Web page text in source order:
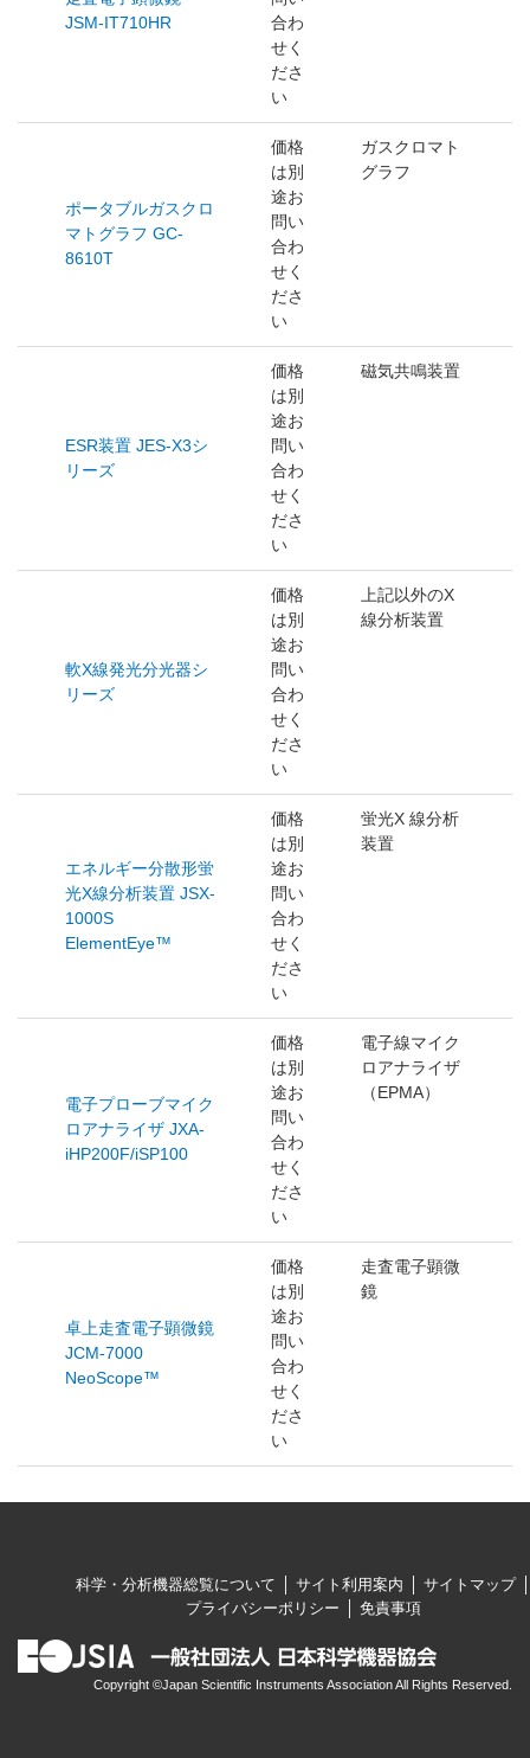
JSM-IT710HR
合わ
せく
ださ
い
ポータブルガスクロ
マトグラフ GC-
8610T
価格
は別
途お
問い
合わ
せく
ださ
い
ガスクロマト
グラフ
ESR装置 JES-X3シ
リーズ
価格
は別
途お
問い
合わ
せく
ださ
い
磁気共鳴装置
軟X線発光分光器シ
リーズ
価格
は別
途お
問い
合わ
せく
ださ
い
上記以外のX
線分析装置
エネルギー分散形蛍
光X線分析装置 JSX-
1000S
ElementEye™
価格
は別
途お
問い
合わ
せく
ださ
い
蛍光X 線分析
装置
電子プローブマイク
ロアナライザ JXA-
iHP200F/iSP100
価格
は別
途お
問い
合わ
せく
ださ
い
電子線マイク
ロアナライザ
（EPMA）
卓上走査電子顕微鏡
JCM-7000
NeoScope™
価格
は別
途お
問い
合わ
せく
ださ
い
走査電子顕微
鏡
科学・分析機器総覧について サイト利用案内
サイトマップ
プライバシーポリシー
免責事項
Copyright ©Japan Scientific Instruments Association All Rights Reserved.